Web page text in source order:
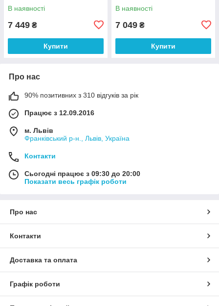
В наявності
7 449 ₴
Купити
В наявності
7 049 ₴
Купити
Про нас
90% позитивних з 310 відгуків за рік
Працює з 12.09.2016
м. Львів
Франківський р-н., Львів, Україна
Контакти
Сьогодні працює з 09:30 до 20:00
Показати весь графік роботи
Про нас
Контакти
Доставка та оплата
Графік роботи